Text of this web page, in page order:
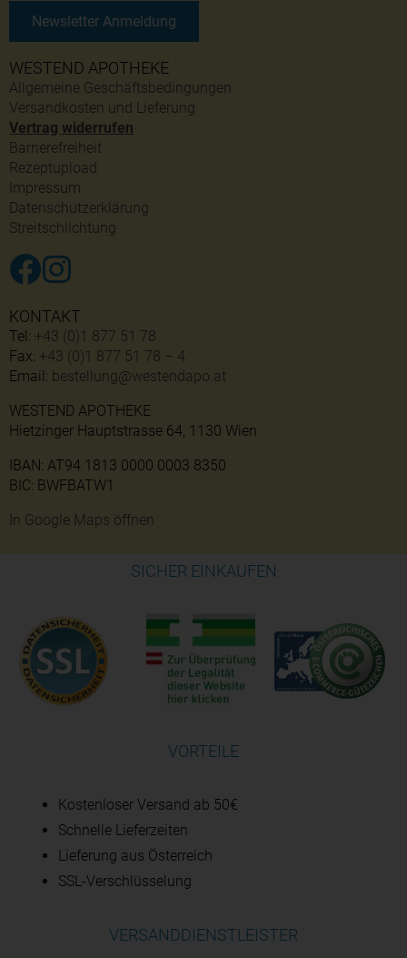
WESTEND APOTHEKE
Allgemeine Geschäftsbedingungen
Versandkosten und Lieferung
Vertrag widerrufen
Barrierefreiheit
Rezeptupload
Impressum
Datenschutzerklärung
Streitschlichtung
Newsletter Anmeldung
KONTAKT
Tel: +43 (0)1 877 51 78
Fax: +43 (0)1 877 51 78 – 4
Email: bestellung@westendapo.at
WESTEND APOTHEKE
Hietzinger Hauptstrasse 64, 1130 Wien
IBAN: AT94 1813 0000 0003 8350
BIC: BWFBATW1
In Google Maps öffnen
SICHER EINKAUFEN
VORTEILE
Kostenloser Versand ab 50€
Schnelle Lieferzeiten
Lieferung aus Österreich
SSL-Verschlüsselung
VERSANDDIENSTLEISTER